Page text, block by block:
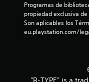
Programas de
propiedad exclusiva
Son aplicables los
eu.playstation.com/
"R-TYPE" is a